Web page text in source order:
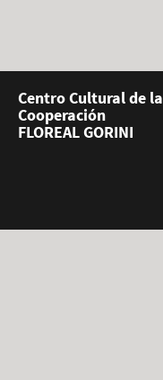
Centro Cultural de la
Cooperación
FLOREAL GORINI